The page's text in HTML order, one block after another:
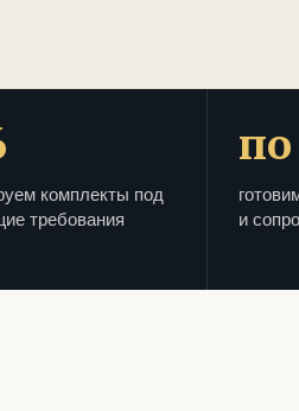
комплекты под
требования
и